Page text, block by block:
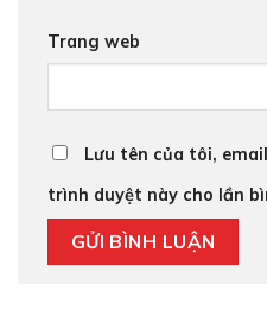
Trang web
Lưu tên của tôi,
trình duyệt này cho lần